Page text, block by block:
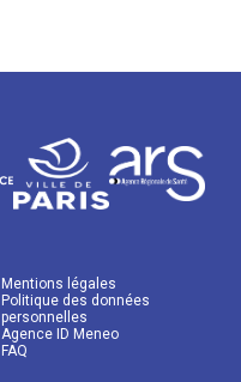
Mentions légales
Politique des données
personnelles
Agence ID Meneo
FAQ